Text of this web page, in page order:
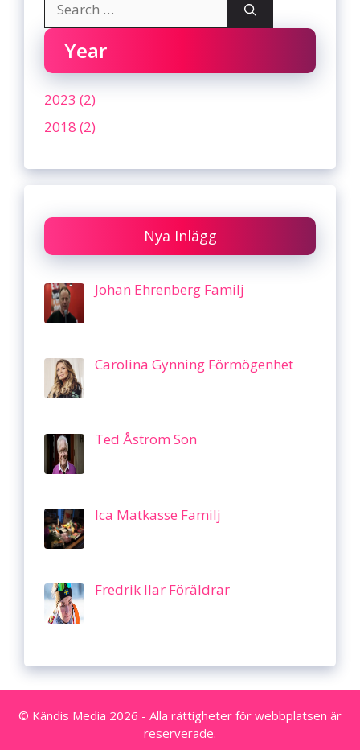
for:
Year
2023 (2)
2018 (2)
Nya Inlägg
Johan Ehrenberg Familj
Carolina Gynning Förmögenhet
Ted Åström Son
Ica Matkasse Familj
Fredrik Ilar Föräldrar
© Kändis Media 2026 - Alla rättigheter för webbplatsen är
reserverade.